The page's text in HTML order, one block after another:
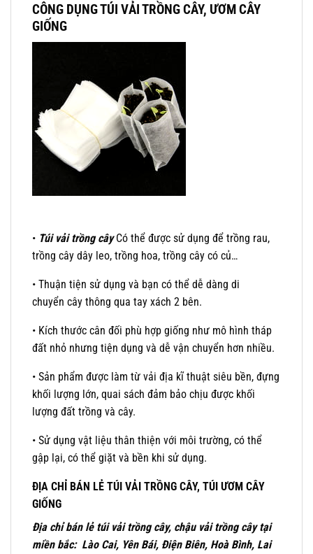
CÔNG DỤNG TÚI VẢI TRỒNG CÂY, ƯƠM CÂY
GIỐNG
• Túi vải trồng câyCó thể được sử dụng để trồng rau,
trồng cây dây leo, trồng hoa, trồng cây có củ…
• Thuận tiện sử dụng và bạn có thể dễ dàng di
chuyển cây thông qua tay xách 2 bên.
• Kích thước cân đối phù hợp giống như mô hình tháp
đất nhỏ nhưng tiện dụng và dễ vận chuyển hơn nhiều.
• Sản phẩm được làm từ vải địa kĩ thuật siêu bền, đựng
khối lượng lớn, quai sách đảm bảo chịu được khối
lượng đất trồng và cây.
• Sử dụng vật liệu thân thiện với môi trường, có thể
gập lại, có thể giặt và bền khi sử dụng.
ĐỊA CHỈ BÁN LẺ TÚI VẢI TRỒNG CÂY, TÚI ƯƠM CÂY
GIỐNG
Địa chỉ bán lẻ túi vải trồng cây, chậu vải trồng cây tại
miền bắc: Lào Cai, Yên Bái, Điện Biên, Hoà Bình, Lai